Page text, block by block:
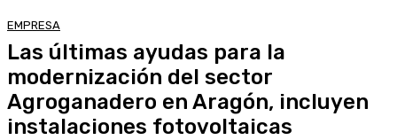
EMPRESA
Las últimas ayudas para la
modernización del sector
Agroganadero en Aragón, incluyen
instalaciones fotovoltaicas